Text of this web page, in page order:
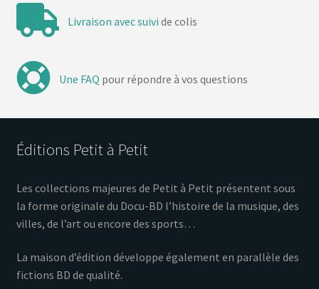
Livraison avec suivi de colis
Une FAQ pour répondre à vos questions
Éditions Petit à Petit
Les collections majeures de Petit à Petit présentent sous
la forme originale du Docu-BD l’histoire de la musique, des
villes, de l’art ou encore des sports…
La maison d’édition développe également en parallèle des
fictions BD de qualité.